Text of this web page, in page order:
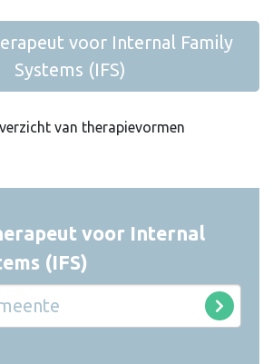
voor Internal Family
Systems (IFS)
van therapievormen
voor Internal
(IFS)